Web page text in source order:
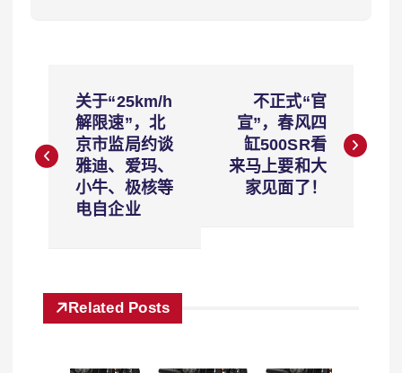
导
关于“25km/h
解限速”，北
京市监局约谈
雅迪、爱玛、
小牛、极核等
电自企业
不正式“官
宣”，春风四
缸500SR看
来马上要和大
家见面了！
Related Posts